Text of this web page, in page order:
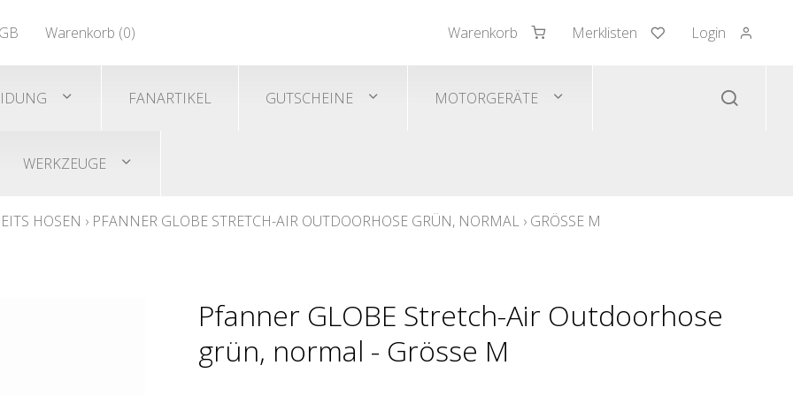
Warenkorb Merklisten Login
Warenkorb (0)
FANARTIKEL GUTSCHEINE MOTORGERÄTE
WERKZEUGE
HOSEN › PFANNER GLOBE STRETCH-AIR OUTDOORHOSE GRÜN, NORMAL › GRÖSSE M
Pfanner GLOBE Stretch-Air Outdoorhose
grün, normal - Grösse M